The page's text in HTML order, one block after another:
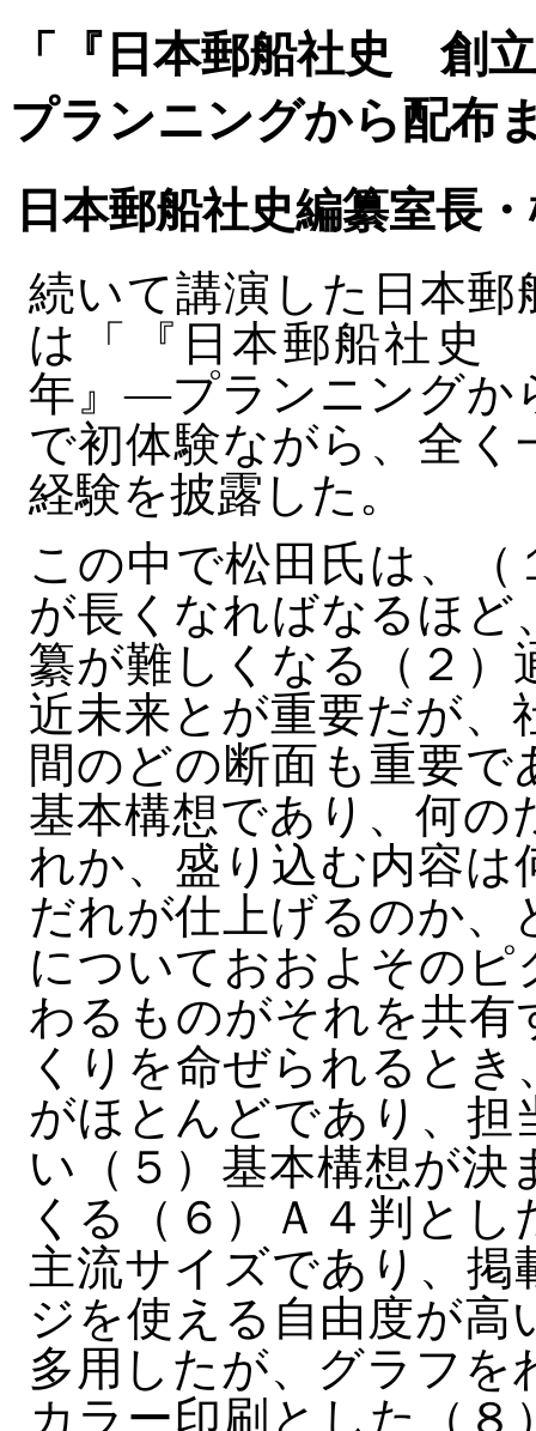
「『日本郵船社史 創
プランニングから配布
日本郵船社史編纂室長
続いて講演した日本郵
は「『日本郵船社史
年』―プランニングか
で初体験ながら、全
経験を披露した。
この中で松田氏は、
が長くなればなるほ
纂が難しくなる（２）
近未来とが重要だが、
間のどの断面も重要
基本構想であり、何の
れか、盛り込む内容は
だれが仕上げるのか
についておおよその
わるものがそれを共有
くりを命ぜられると
がほとんどであり、
い（５）基本構想が
くる（６）Ａ４判と
主流サイズであり、
ジを使える自由度が
多用したが、グラフ
カラー印刷とした（